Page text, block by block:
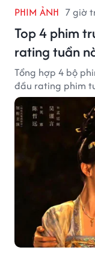
PHIM ẢNH 7 giờ
Top 4 phim
rating tuần
Tổng hợp 4 bộ
đầu rating phim